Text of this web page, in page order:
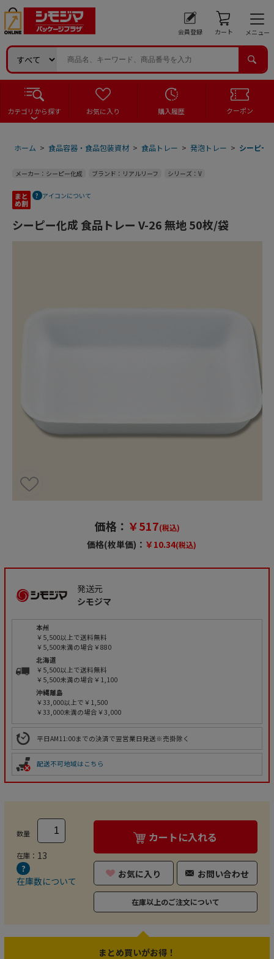
会員登録 カート メニュー
カテゴリから探す お気に入り 購入履歴 クーポン
ホーム > 食品容器・食品包装資材 > 食品トレー > 発泡トレー > シーピー
メーカー：シーピー化成 ブランド：リアルリーフ シリーズ：V
アイコンについて
シーピー化成 食品トレー V-26 無地 50枚/袋
価格： ￥517(税込)
価格(枚単価)： ￥10.34(税込)
発送元
シモジマ
本州
￥5,500以上で送料無料
￥5,500未満の場合￥880
北海道
￥5,500以上で送料無料
￥5,500未満の場合￥1,100
沖縄離島
￥33,000以上で￥1,500
￥33,000未満の場合￥3,000
平日AM11:00までの決済で翌営業日発送※売掛除く
配送不可地域はこちら
数量
在庫： 13
在庫数について
カートに入れる
お気に入り お問い合わせ
在庫以上のご注文について
まとめ買いがお得！